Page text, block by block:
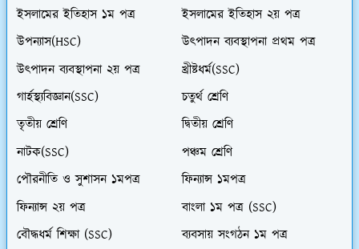
ইসলামের ইতিহাস ১ম পত্র
ইসলামের ইতিহাস ২য় পত্র
উপন্যাস(HSC)
উৎপাদন ব্যবস্থাপনা প্রথম পত্র
উৎপাদন ব্যবস্থাপনা ২য় পত্র
খ্রীষ্টধর্ম(SSC)
গার্হস্থ্যবিজ্ঞান(SSC)
চতুর্থ শ্রেণি
তৃতীয় শ্রেণি
দ্বিতীয় শ্রেণি
নাটক(SSC)
পঞ্চম শ্রেণি
পৌরনীতি ও সুশাসন ১মপত্র
ফিন্যান্স ১মপত্র
ফিন্যান্স ২য় পত্র
বাংলা ১ম পত্র (SSC)
বৌদ্ধধর্ম শিক্ষা (SSC)
ব্যবসায় সংগঠন ১ম পত্র